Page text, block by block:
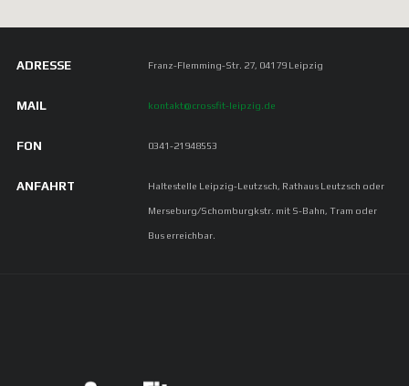
ADRESSE Franz-Flemming-Str. 27, 04179 Leipzig
MAIL kontakt@crossfit-leipzig.de
FON 0341-21948553
ANFAHRT Haltestelle Leipzig-Leutzsch, Rathaus Leutzsch oder
Merseburg/Schomburgkstr. mit S-Bahn, Tram oder
Bus erreichbar.